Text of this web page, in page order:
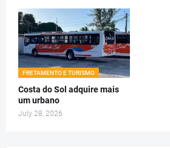
FRETAMENTO E TURISMO
Costa do Sol adquire mais
um urbano
July 28, 2026